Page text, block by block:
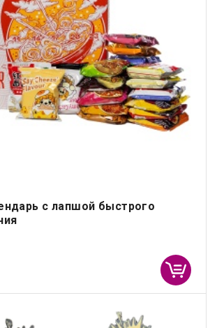
с лапшой быстрого